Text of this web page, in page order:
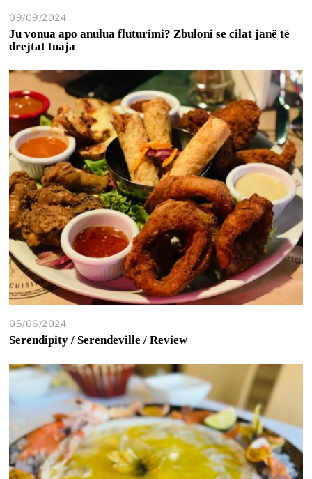
09/09/2024
Ju vonua apo anulua fluturimi? Zbuloni se cilat janë të
drejtat tuaja
05/06/2024
Serendipity / Serendeville / Review